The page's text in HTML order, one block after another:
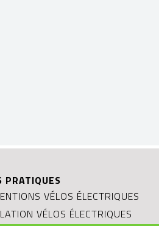
PRATIQUES
VÉLOS ÉLECTRIQUES
VÉLOS ÉLECTRIQUES